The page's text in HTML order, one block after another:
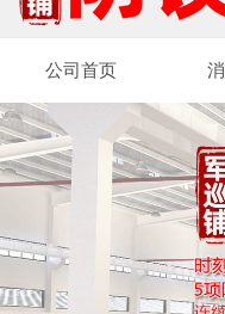
公司首页